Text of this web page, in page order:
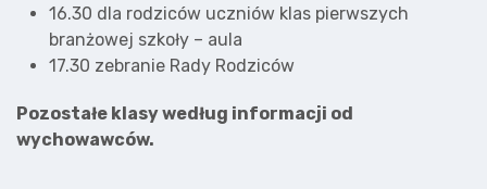
16.30 dla rodziców uczniów klas pierwszych
branżowej szkoły – aula
17.30 zebranie Rady Rodziców
Pozostałe klasy według informacji od
wychowawców.